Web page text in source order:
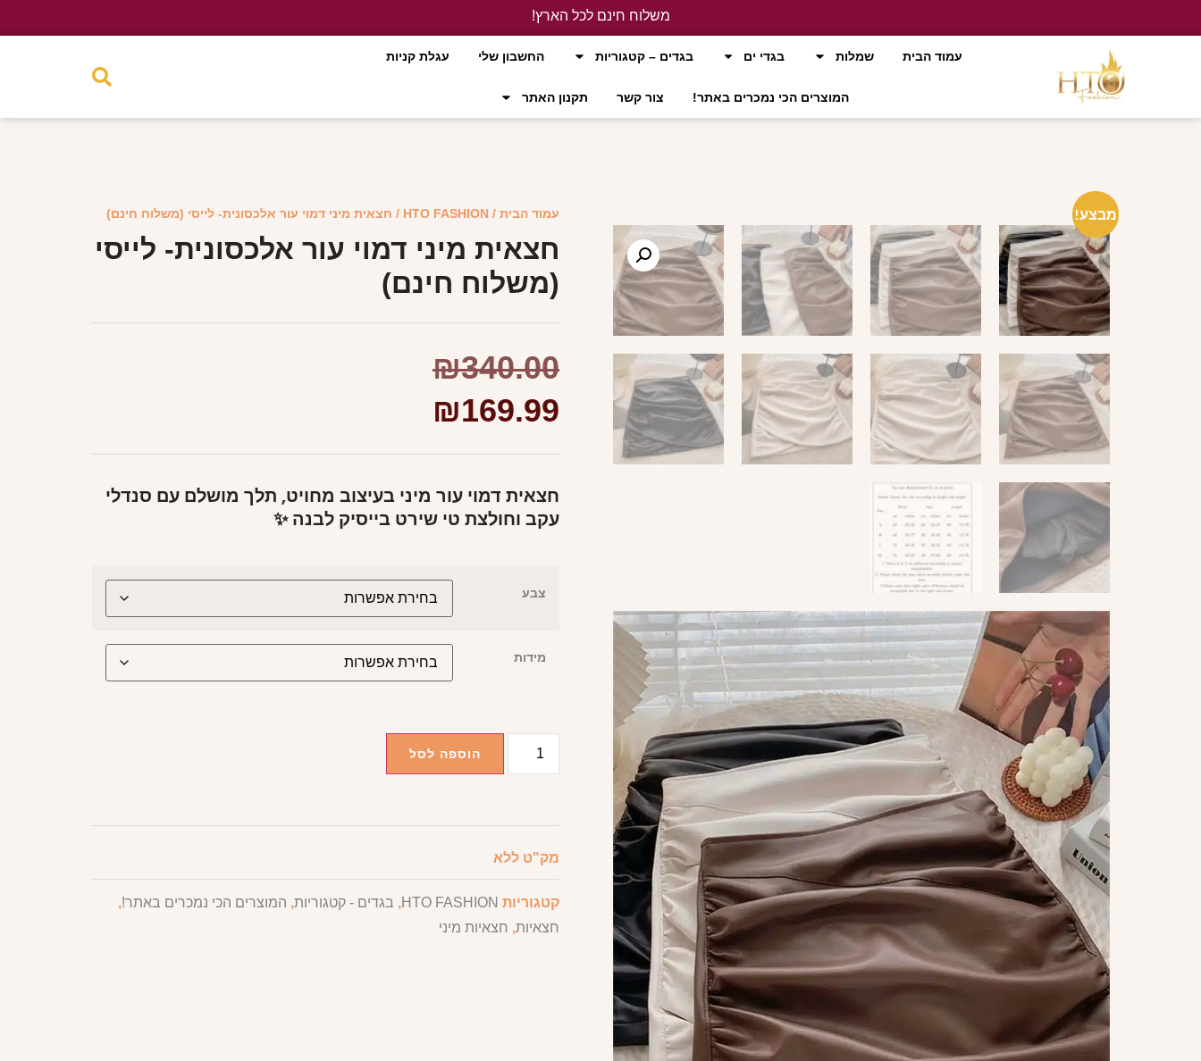
משלוח חינם לכל הארץ!
עמוד הבית
שמלות בגדי ים בגדים – קטגוריות החשבון שלי עגלת קניות
המוצרים הכי נמכרים באתר! צור קשר תקנון האתר
מבצע! עמוד הבית /
HTO FASHION / חצאית מיני דמוי עור אלכסונית- לייסי (משלוח חינם)
חצאית מיני דמוי עור אלכסונית- לייסי
(משלוח חינם)
₪340.00
₪169.99
חצאית דמוי עור מיני בעיצוב מחויט, תלך מושלם עם סנדלי
עקב וחולצת טי שירט בייסיק לבנה ✨
צבע
מידות
הוספה לסל
מק"ט ללא
קטגוריות HTO FASHION
, בגדים - קטגוריות, המוצרים הכי נמכרים באתר!,
חצאיות, חצאיות מיני